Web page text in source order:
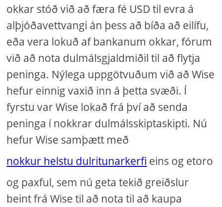
okkar stóð við að færa fé USD til evra á
alþjóðavettvangi án þess að bíða að eilífu,
eða vera lokuð af bankanum okkar, fórum
við að nota dulmálsgjaldmiðil til að flytja
peninga. Nýlega uppgötvuðum við að Wise
hefur einnig vaxið inn á þetta svæði. Í
fyrstu var Wise lokað frá því að senda
peninga í nokkrar dulmálsskiptaskipti. Nú
hefur Wise samþætt með
nokkur helstu dulritunarkerfi eins og etoro
og paxful, sem nú geta tekið greiðslur
beint frá Wise til að nota til að kaupa